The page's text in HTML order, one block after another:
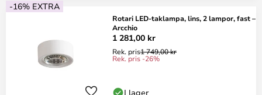
-16% EXTRA
Rotari LED-taklampa, lins, 2 lampor, fast –
Arcchio
1 281,00 kr
Rek. pris1 749,00 kr
Rek. pris -26%
I lager